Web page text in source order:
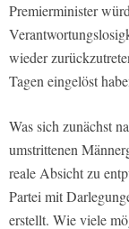
Premierminister
wieder
Tagen eingelöst
Was sich zunächst
umstrittenen
reale Absicht zu
Partei mit
erstellt. Wie viele